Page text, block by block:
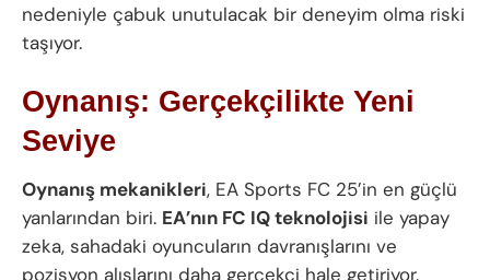
nedeniyle çabuk unutulacak bir deneyim olma riski
taşıyor.
Oynanış: Gerçekçilikte Yeni
Seviye
Oynanış mekanikleri, EA Sports FC 25’in en güçlü
yanlarından biri. EA’nın FC IQ teknolojisi ile yapay
zeka, sahadaki oyuncuların davranışlarını ve
pozisyon alışlarını daha gerçekçi hale getiriyor.